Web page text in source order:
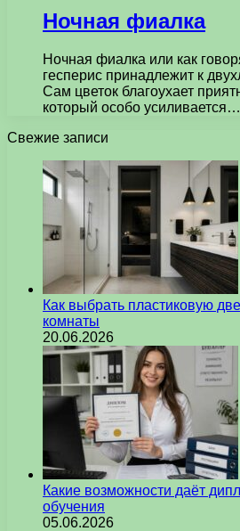
Ночная фиалка
Ночная фиалка или как
гесперис принадлежит к
Сам цветок благоухает
который особо усиливается…
Свежие записи
Как выбрать пластиковую
комнаты
20.06.2026
Какие возможности даёт
обучения
05.06.2026